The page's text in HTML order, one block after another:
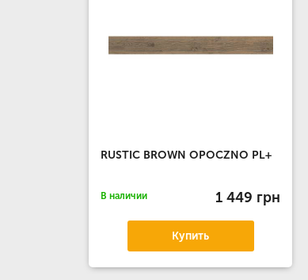
RUSTIC BROWN OPOCZNO PL+
В наличии 1 449 грн
Купить